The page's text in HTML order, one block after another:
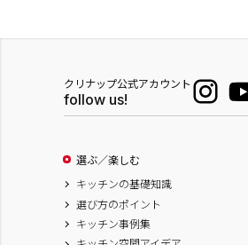
クリナップ公式アカウント
follow us!
選ぶ／楽しむ
キッチンの基礎知識
選び方のポイント
キッチン事例集